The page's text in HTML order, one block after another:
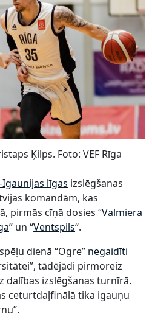
Ķilps. Foto: VEF Rīga
Igaunijas līgas izslēgšanas
komandām, kas
pirmās cīņā dosies “Valmiera
” un “Ventspils“.
dienā “Ogre” negaidīti
tādējādi pirmoreiz
dalības izslēgšanas turnīrā.
ceturtdaļfinālā tika igauņu